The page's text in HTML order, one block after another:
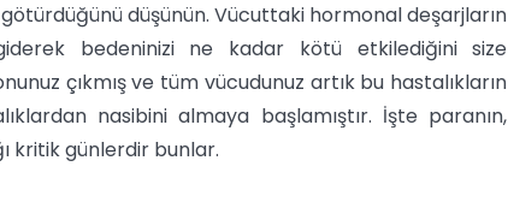
düşünün. Vücuttaki hormonal deşarjların
bedeninizi ne kadar kötü etkilediğini size
çıkmış ve tüm vücudunuz artık bu hastalıkların
nasibini almaya başlamıştır. İşte paranın,
kritik günlerdir bunlar.